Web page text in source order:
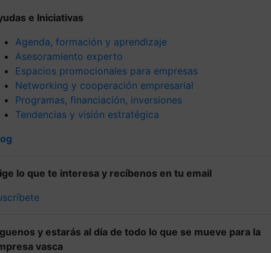
e Iniciativas
Agenda, formación y aprendizaje
Asesoramiento experto
Espacios promocionales para empresas
Networking y cooperación empresarial
Programas, financiación, inversiones
Tendencias y visión estratégica
lo que te interesa y recíbenos en tu email
y estarás al día de todo lo que se mueve para la
vasca